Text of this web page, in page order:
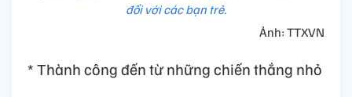
đổi với các bạn trẻ.
Ảnh: TTXVN
* Thành công đến từ những chiến thắng nhỏ